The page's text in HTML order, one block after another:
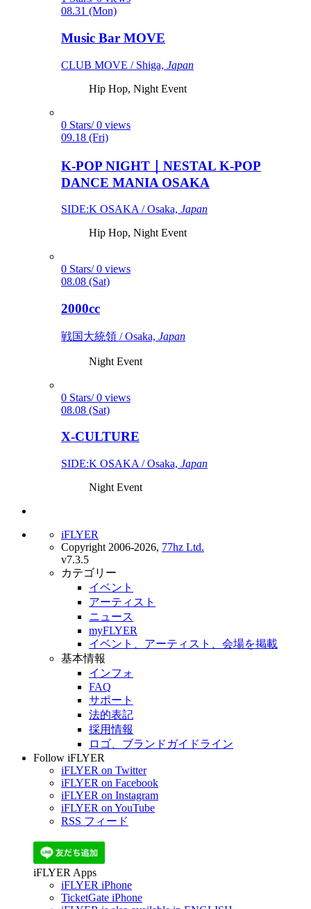
08.31 (Mon)
Music Bar MOVE
CLUB MOVE / Shiga, Japan
Hip Hop, Night Event
0 Stars/ 0 views
09.18 (Fri)
K-POP NIGHT｜NESTAL K-POP
DANCE MANIA OSAKA
SIDE:K OSAKA / Osaka, Japan
Hip Hop, Night Event
0 Stars/ 0 views
08.08 (Sat)
2000cc
戦国大統領 / Osaka, Japan
Night Event
0 Stars/ 0 views
08.08 (Sat)
X-CULTURE
SIDE:K OSAKA / Osaka, Japan
Night Event
iFLYER
Copyright 2006-2026, 77hz Ltd.
v7.3.5
カテゴリー
イベント
アーティスト
ニュース
myFLYER
イベント、アーティスト、会場を掲載
基本情報
インフォ
FAQ
サポート
法的表記
採用情報
ロゴ、ブランドガイドライン
Follow iFLYER
iFLYER on Twitter
iFLYER on Facebook
iFLYER on Instagram
iFLYER on YouTube
RSS フィード
iFLYER Apps
iFLYER iPhone
TicketGate iPhone